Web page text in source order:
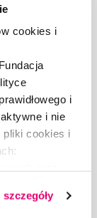
cookies i
i
i nie
pliki cookies i
szczegóły